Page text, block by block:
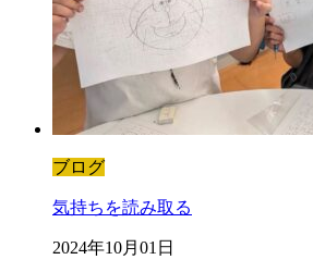
ブログ
気持ちを読み取る
2024年10月01日